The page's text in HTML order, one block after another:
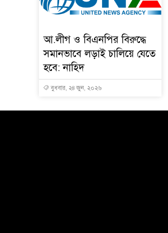
আ.লীগ ও বিএনপির বিরুদ্ধে
সমানভাবে লড়াই চালিয়ে যেতে
হবে: নাহিদ
বুধবার, ২৪ জুন, ২০২৬